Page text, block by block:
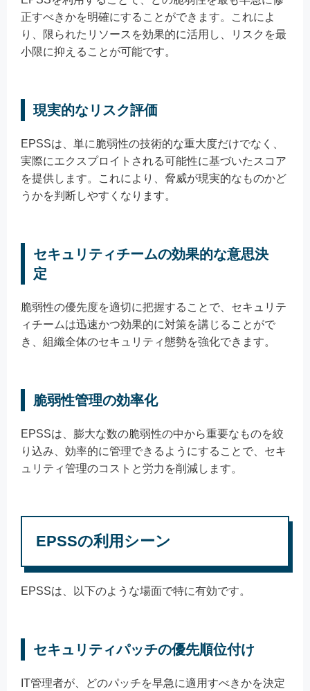
正すべきかを明確にすることができます。これによ
り、限られたリソースを効果的に活用し、リスクを最
小限に抑えることが可能です。
現実的なリスク評価
EPSSは、単に脆弱性の技術的な重大度だけでなく、
実際にエクスプロイトされる可能性に基づいたスコア
を提供します。これにより、脅威が現実的なものかど
うかを判断しやすくなります。
セキュリティチームの効果的な意思決
定
脆弱性の優先度を適切に把握することで、セキュリテ
ィチームは迅速かつ効果的に対策を講じることがで
き、組織全体のセキュリティ態勢を強化できます。
脆弱性管理の効率化
EPSSは、膨大な数の脆弱性の中から重要なものを絞
り込み、効率的に管理できるようにすることで、セキ
ュリティ管理のコストと労力を削減します。
EPSSの利用シーン
EPSSは、以下のような場面で特に有効です。
セキュリティパッチの優先順位付け
IT管理者が、どのパッチを早急に適用すべきかを決定